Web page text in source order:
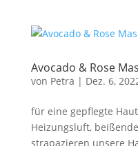
Avocado & Rose
von Petra | Dez. 6,
für eine gepflegte
Heizungsluft,
strapazieren unsere